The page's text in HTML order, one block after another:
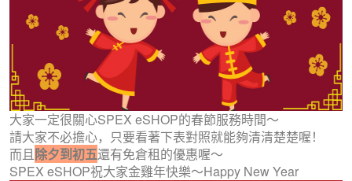
大家一定很關心SPEX eSHOP的春節服務時間～
請大家不必擔心，只要看著下表對照就能夠清清楚楚喔！
而且除夕到初五還有免倉租的優惠喔～
SPEX eSHOP祝大家金雞年快樂～Happy New Year